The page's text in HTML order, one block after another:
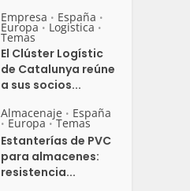
Empresa • España •
Europa • Logistica •
Temas
El Clúster Logístic
de Catalunya reúne
a sus socios...
Almacenaje • España
• Europa • Temas
Estanterías de PVC
para almacenes:
resistencia...